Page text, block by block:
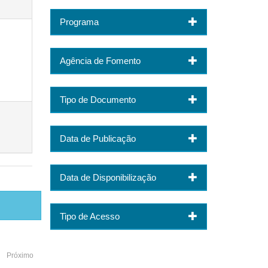
Próximo
Programa
Agência de Fomento
Tipo de Documento
Data de Publicação
Data de Disponibilização
Tipo de Acesso